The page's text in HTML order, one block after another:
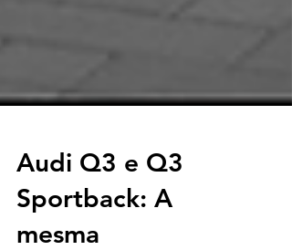
Audi Q3 e Q3
Sportback: A